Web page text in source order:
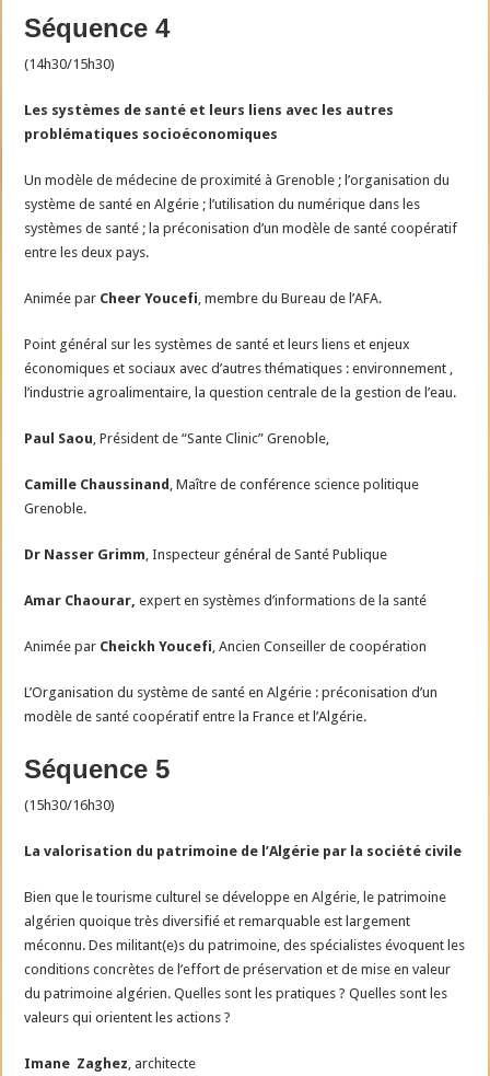
Séquence 4
(14h30/15h30)
Les systèmes de santé et leurs liens avec les autres
problématiques socioéconomiques
Un modèle de médecine de proximité à Grenoble ; l’organisation du
système de santé en Algérie ; l’utilisation du numérique dans les
systèmes de santé ; la préconisation d’un modèle de santé coopératif
entre les deux pays.
Animée par Cheer Youcefi , membre du Bureau de l’AFA.
Point général sur les systèmes de santé et leurs liens et enjeux
économiques et sociaux avec d’autres thématiques : environnement ,
l’industrie agroalimentaire, la question centrale de la gestion de l’eau.
Paul Saou , Président de “Sante Clinic” Grenoble,
Camille Chaussinand , Maître de conférence science politique
Grenoble.
Dr Nasser Grimm , Inspecteur général de Santé Publique
Amar Chaourar,expert en systèmes d’informations de la santé
Animée par Cheickh Youcefi , Ancien Conseiller de coopération
L’Organisation du système de santé en Algérie : préconisation d’un
modèle de santé coopératif entre la France et l’Algérie.
Séquence 5
(15h30/16h30)
La valorisation du patrimoine de l’Algérie par la société civile
Bien que le tourisme culturel se développe en Algérie, le patrimoine
algérien quoique très diversifié et remarquable est largement
méconnu. Des militant(e)s du patrimoine, des spécialistes évoquent les
conditions concrètes de l’effort de préservation et de mise en valeur
du patrimoine algérien. Quelles sont les pratiques ? Quelles sont les
valeurs qui orientent les actions ?
Imane Zaghez , architecte